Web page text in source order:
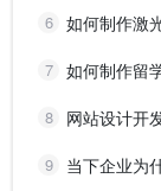
6 如何制作激
7 如何制作留
8 网站设计开
9 当下企业为